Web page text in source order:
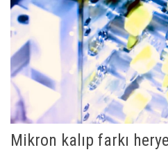
Mikron kalıp farkı